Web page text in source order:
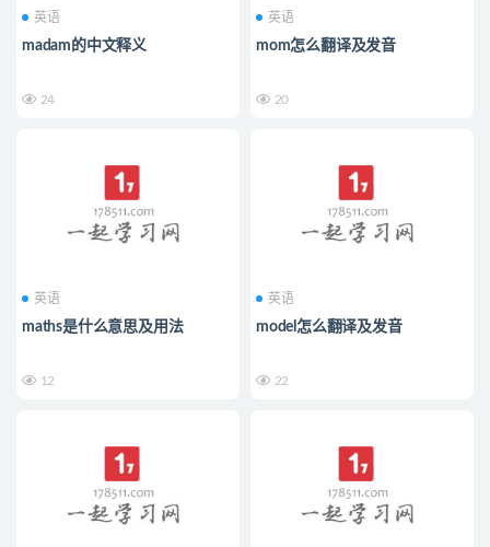
英语
madam的中文释义
24
英语
mom怎么翻译及发音
20
英语
maths是什么意思及用法
12
英语
model怎么翻译及发音
22